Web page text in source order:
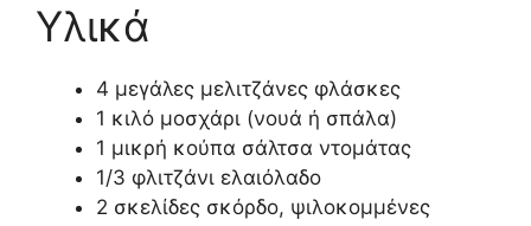
Υλικά
4 μεγάλες μελιτζάνες φλάσκες
1 κιλό μοσχάρι (νουά ή σπάλα)
1 μικρή κούπα σάλτσα ντομάτας
1/3 φλιτζάνι ελαιόλαδο
2 σκελίδες σκόρδο, ψιλοκομμένες